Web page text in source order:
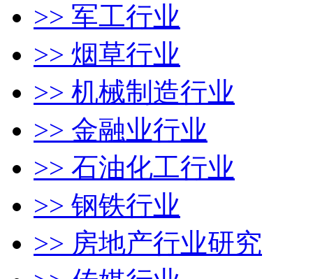
>> 军工行业
>> 烟草行业
>> 机械制造行业
>> 金融业行业
>> 石油化工行业
>> 钢铁行业
>> 房地产行业研究